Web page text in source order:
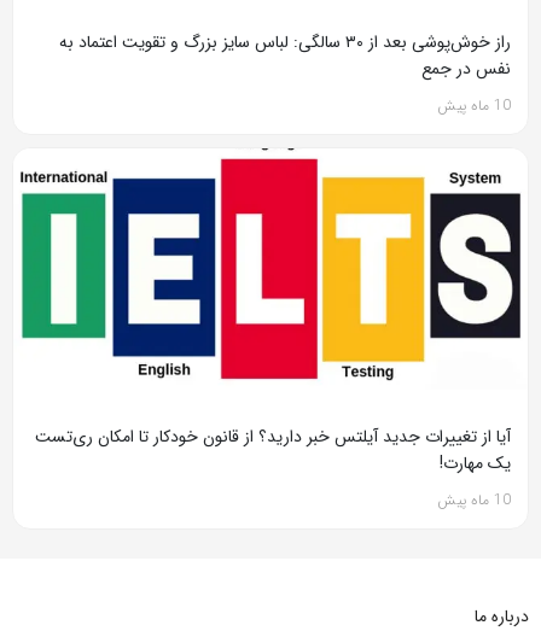
راز خوش‌پوشی بعد از ۳۰ سالگی: لباس سایز بزرگ و تقویت اعتماد به
نفس در جمع
10 ماه پیش
آیا از تغییرات جدید آیلتس خبر دارید؟ از قانون خودکار تا امکان ری‌تست
یک مهارت!
10 ماه پیش
درباره ما